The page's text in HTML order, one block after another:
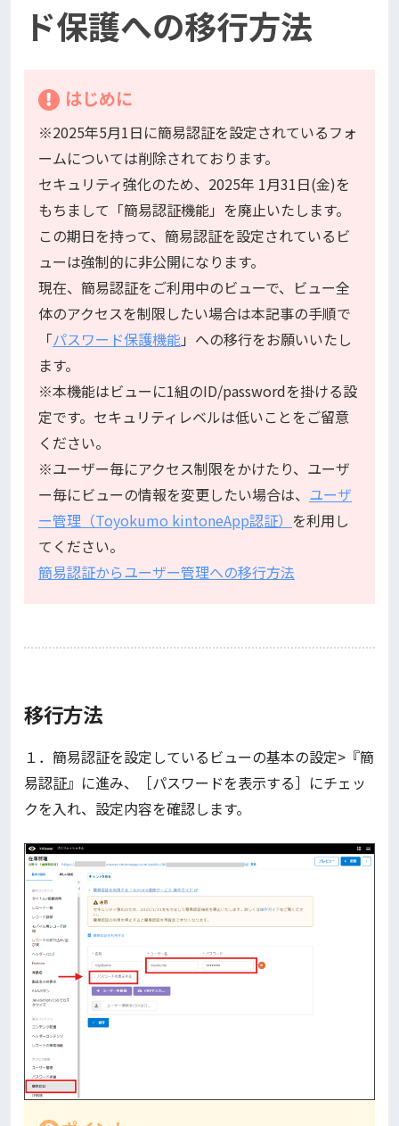
ド保護への移行方法
はじめに
※2025年5月1日に簡易認証を設定されているフォ
ームについては削除されております。
セキュリティ強化のため、2025年 1月31日(金)を
もちまして「簡易認証機能」を廃止いたします。
この期日を持って、簡易認証を設定されているビ
ューは強制的に非公開になります。
現在、簡易認証をご利用中のビューで、ビュー全
体のアクセスを制限したい場合は本記事の手順で
「パスワード保護機能」への移行をお願いいたし
ます。
※本機能はビューに1組のID/passwordを掛ける設
定です。セキュリティレベルは低いことをご留意
ください。
※ユーザー毎にアクセス制限をかけたり、ユーザ
ー毎にビューの情報を変更したい場合は、 ユーザ
ー管理（Toyokumo kintoneApp認証） を利用し
てください。
簡易認証からユーザー管理への移行方法
移行方法
１．簡易認証を設定しているビューの基本の設定>『簡
易認証』に進み、［パスワードを表示する］にチェッ
クを入れ、設定内容を確認します。